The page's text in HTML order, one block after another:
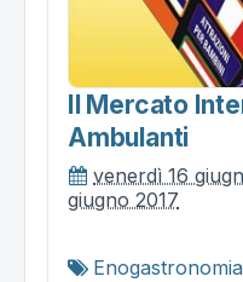
Il Mercato
Ambulanti
venerdì 16
giugno 2017
Enogastronomia